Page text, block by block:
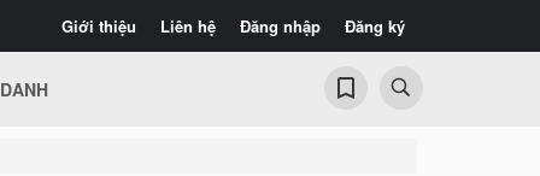
Giới thiệu Liên hệ Đăng nhập Đăng ký